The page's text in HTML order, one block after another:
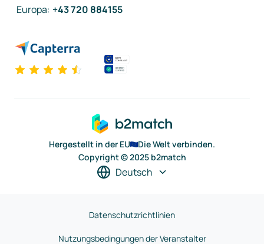
Europa: +43 720 884155
Hergestellt in der EU
Die Welt verbinden.
Copyright © 2025 b2match
Deutsch
Datenschutzrichtlinien
Nutzungsbedingungen der Veranstalter